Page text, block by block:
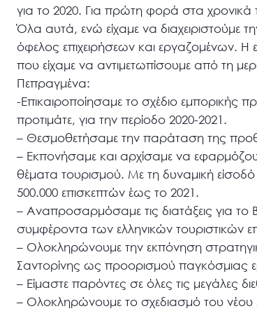
για το 2020. Για πρώτη φορά στα χρονικά
Όλα αυτά, ενώ είχαμε να διαχειριστούμε
όφελος επιχειρήσεων και εργαζομένων. Η
που είχαμε να αντιμετωπίσουμε από τη
Πεπραγμένα:
-Επικαιροποίησαμε το σχέδιο
προτιμάτε, για την περίοδο 2020-2021.
– Θεσμοθετήσαμε την παράταση της
– Εκπονήσαμε και αρχίσαμε να
θέματα τουρισμού. Με τη δυναμική
500.000 επισκεπτών έως το 2021.
– Αναπροσαρμόσαμε τις διατάξεις για
συμφέροντα των ελληνικών τουριστικών
– Ολοκληρώνουμε την εκπόνηση
Σαντορίνης ως προορισμού παγκόσμιας
– Είμαστε παρόντες σε όλες τις μεγάλες
– Ολοκληρώνουμε το σχεδιασμό του νέου